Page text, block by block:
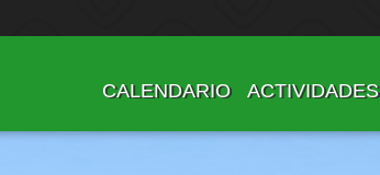
CALENDARIO ACTIVIDADES